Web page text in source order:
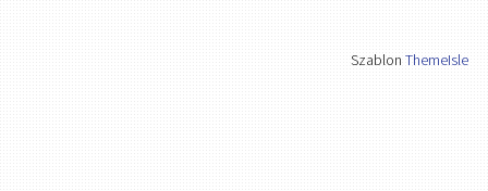
SzablonThemeIsle